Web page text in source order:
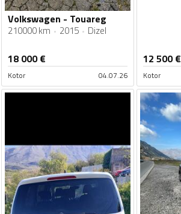
Volkswagen - Touareg
210000 km 2015 Dizel
18 000€
Kotor 04.07.26
12 500€
Kotor